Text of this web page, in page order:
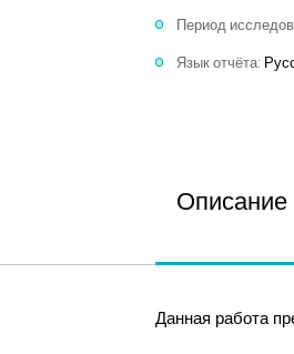
Период
Язык отчёта:
Описание
Данная работа